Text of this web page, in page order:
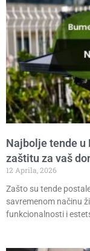
Najbolje tende u
zaštitu za vaš
12 Aprila, 2026
Zašto su tende
savremenom načinu
funkcionalnosti i